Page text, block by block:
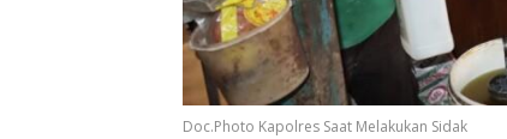
Doc.Photo Kapolres Saat Melakukan Sidak